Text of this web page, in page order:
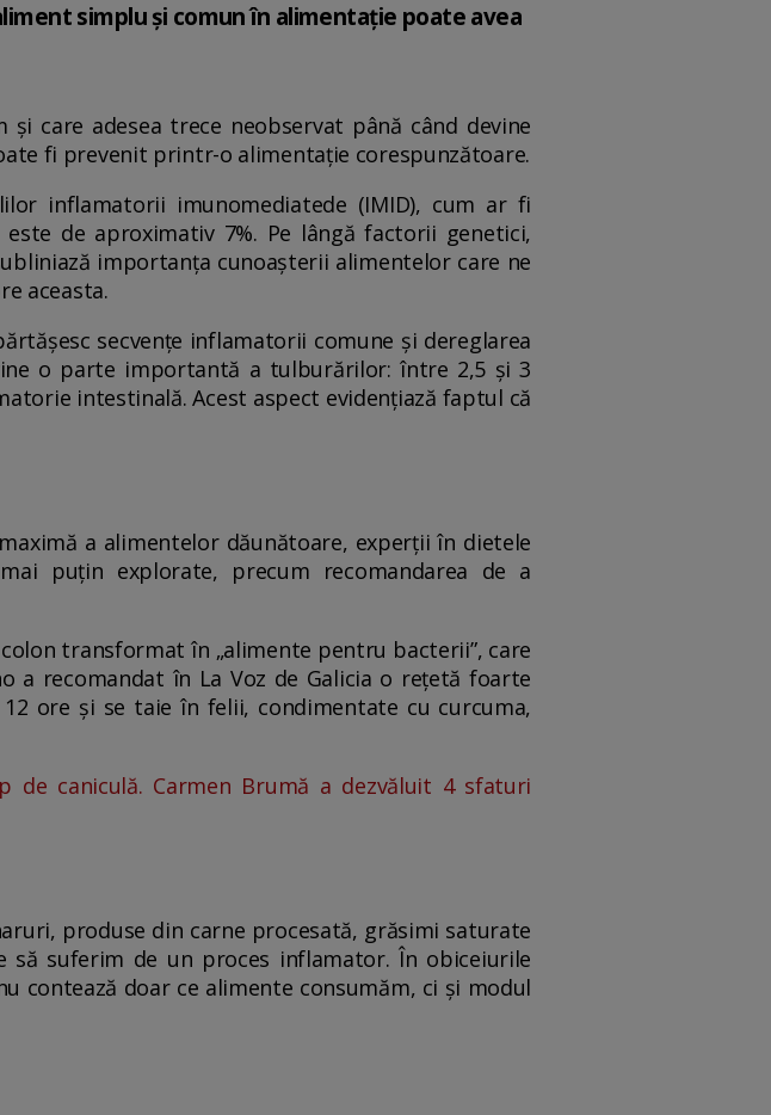
simplu și comun în alimentație poate avea
care adesea trece neobservat până când devine
fi prevenit printr-o alimentație corespunzătoare.
inflamatorii imunomediatede (IMID), cum ar fi
de aproximativ 7%. Pe lângă factorii genetici,
importanța cunoașterii alimentelor care ne
aceasta.
secvențe inflamatorii comune și dereglarea
o parte importantă a tulburărilor: între 2,5 și 3
intestinală. Acest aspect evidențiază faptul că
a alimentelor dăunătoare, experții în dietele
puțin explorate, precum recomandarea de a
transformat în „alimente pentru bacterii”, care
recomandat în La Voz de Galicia o rețetă foarte
ore și se taie în felii, condimentate cu curcuma,
de caniculă. Carmen Brumă a dezvăluit 4 sfaturi
produse din carne procesată, grăsimi saturate
suferim de un proces inflamator. În obiceiurile
contează doar ce alimente consumăm, ci și modul